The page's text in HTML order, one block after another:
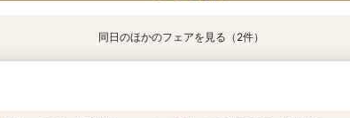
同日のほかのフェアを見る（2件）